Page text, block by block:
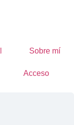
Sobre mí
Acceso